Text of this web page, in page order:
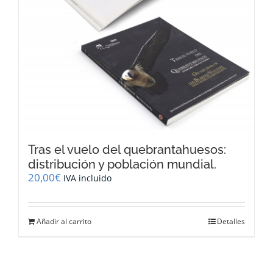
Tras el vuelo del quebrantahuesos:
distribución y población mundial.
20,00€ IVA incluido
Añadir al carrito Detalles